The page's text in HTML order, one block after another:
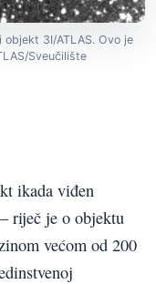
3I/ATLAS. Ovo je
Sveučilište
ikada viđen
riječ je o objektu
većom od 200